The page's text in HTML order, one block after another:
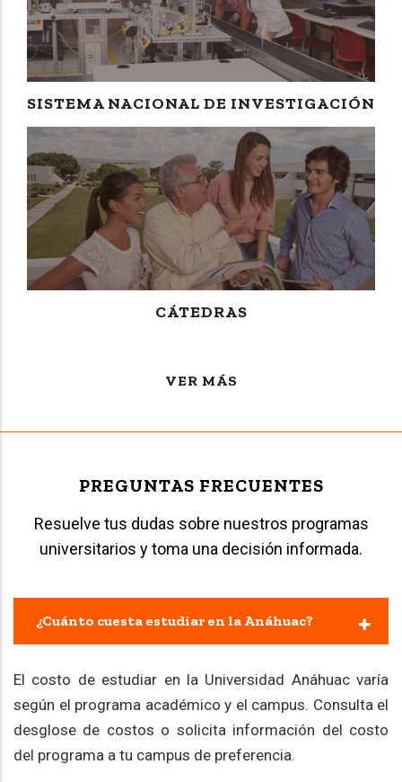
SISTEMA NACIONAL DE INVESTIGACIÓN
CÁTEDRAS
VER MÁS
PREGUNTAS FRECUENTES
Resuelve tus dudas sobre nuestros programas
universitarios y toma una decisión informada.
¿Cuánto cuesta estudiar en la Anáhuac?
El costo de estudiar en la Universidad Anáhuac varía
según el programa académico y el campus. Consulta el
desglose de costos o solicita información del costo
del programa a tu campus de preferencia.